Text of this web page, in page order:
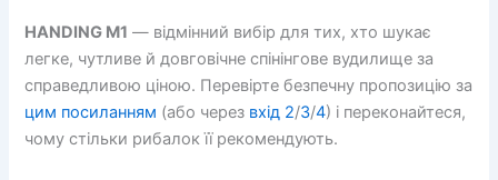
HANDING M1 — відмінний вибір для тих, хто шукає
легке, чутливе й довговічне спінінгове вудилище за
справедливою ціною. Перевірте безпечну пропозицію за
цим посиланням (або через вхід 2/3/4) і переконайтеся,
чому стільки рибалок її рекомендують.